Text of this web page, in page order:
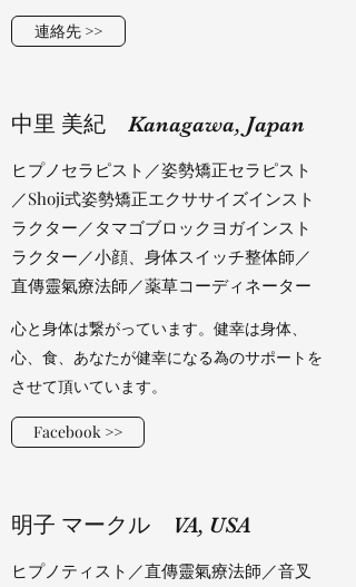
連絡先 >>
​​中里 美紀 Kanagawa, Japan
​ヒプノセラピスト／姿勢矯正セラピスト
／Shoji式姿勢矯正エクササイズインスト
ラクター／タマゴブロックヨガインスト
ラクター／小顔、身体スイッチ整体師／
直傳靈氣療法師／薬草コーディネーター
心と身体は繋がっています。健幸は身体、
心、食、あなたが健幸になる為のサポートを
させて頂いています。
Facebook >>
明子 マークル VA, USA
ヒプノティスト／直傳靈氣療法師／音叉